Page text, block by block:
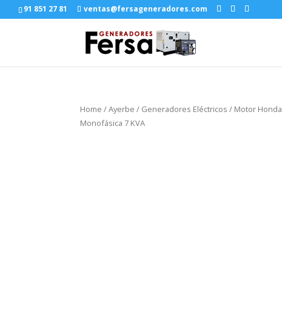
91 851 27 81 ventas@fersageneradores.com
Home /Ayerbe / Generadores Eléctricos / Motor Honda
Monofásica 7 KVA